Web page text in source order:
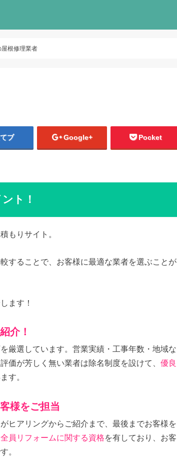
屋根修理業者
ブ Google+ Pocket
ト！
もりサイト。
することで、お客様に最適な業者を選ぶことが
ます！
介！
厳選しています。営業実績・工事年数・地域な
価が芳しく無い業者は除名制度を設けて、 優良
す。
様をご担当
ヒアリングからご紹介まで、最後までお客様を
員リフォームに関する資格を有しており、お客
。